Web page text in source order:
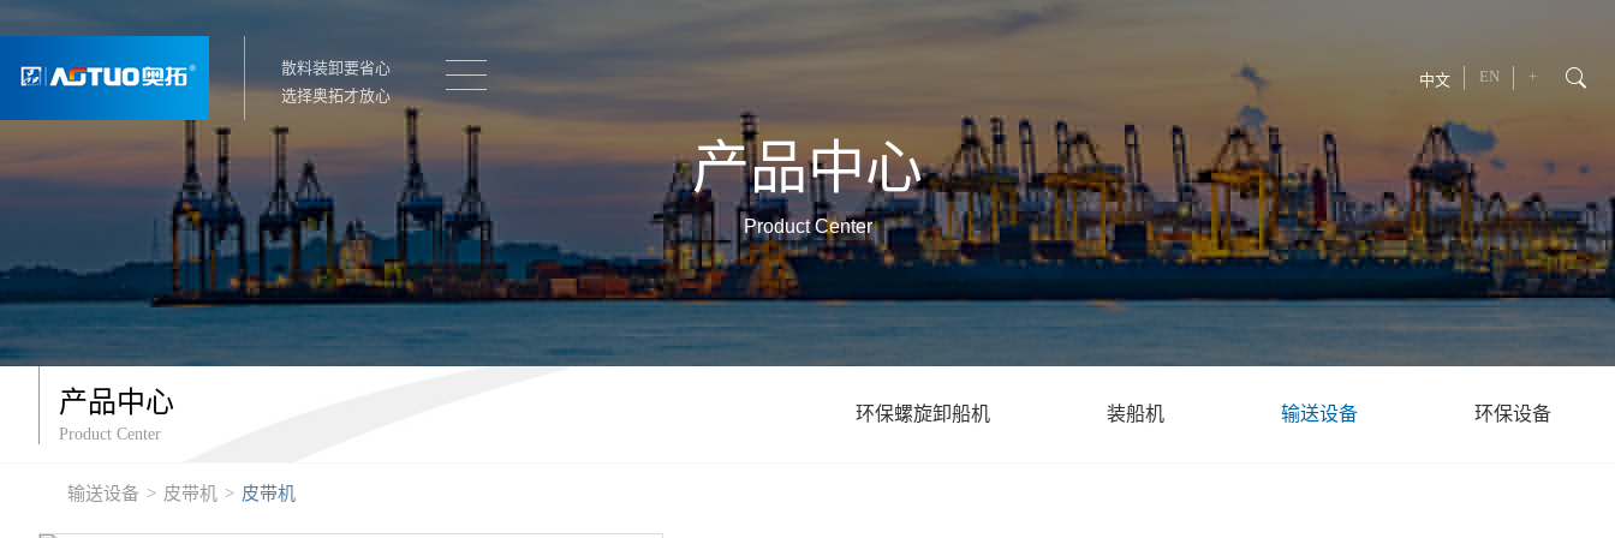
散料装卸要省心
选择奥拓才放心
中文 EN +
产品中心
Product Center
产品中心
Product Center
环保螺旋卸船机 装船机 输送设备 环保设备
输送设备 > 皮带机 > 皮带机